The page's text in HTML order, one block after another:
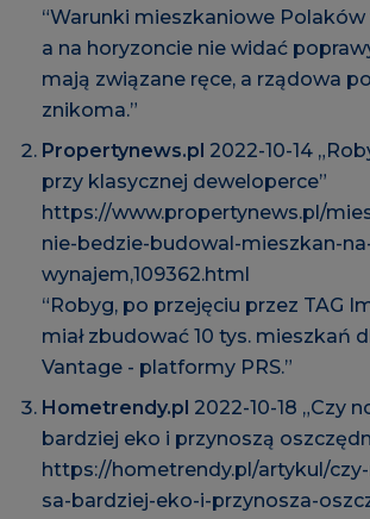
“Warunki mieszkaniowe Polaków
a na horyzoncie nie widać
mają związane ręce, a rządowa
znikoma.”
Propertynews.pl 2022-10-14
przy klasycznej deweloperce”
https://www.propertynews.pl/
nie-bedzie-budowal-mieszkan-
wynajem,109362.html
“Robyg, po przejęciu przez TAG
miał zbudować 10 tys. mieszkań
Vantage - platformy PRS.”
Hometrendy.pl 2022-10-18 „Czy
bardziej eko i przynoszą
https://hometrendy.pl/artykul/
sa-bardziej-eko-i-przynosza-